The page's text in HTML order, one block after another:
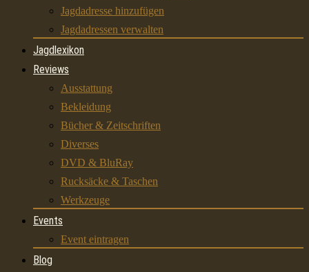
Jagdadresse hinzufügen
Jagdadressen verwalten
Jagdlexikon
Reviews
Ausstattung
Bekleidung
Bücher & Zeitschriften
Diverses
DVD & BluRay
Rucksäcke & Taschen
Werkzeuge
Events
Event eintragen
Blog